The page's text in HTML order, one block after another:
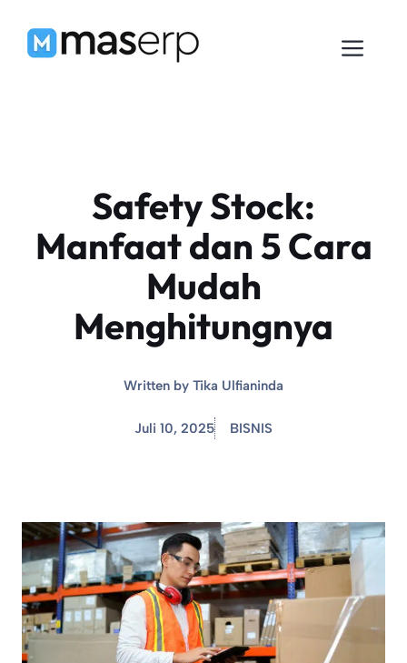
Safety Stock:
Manfaat dan 5 Cara
Mudah
Menghitungnya
Written by Tika Ulfianinda
Juli 10, 2025 BISNIS